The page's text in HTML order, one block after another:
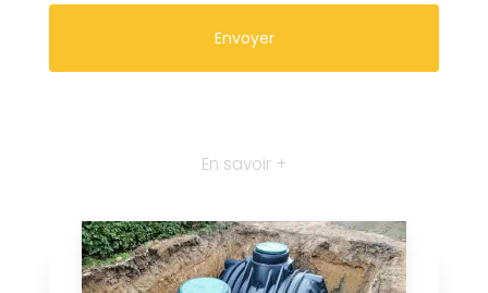
En savoir +